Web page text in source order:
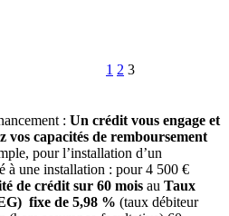
1 2 3
: Un crédit vous engage et
capacités de remboursement
pour l’installation d’un
à une installation : pour 4 500 €
de crédit sur 60 mois au Taux
fixe de 5,98 % (taux débiteur